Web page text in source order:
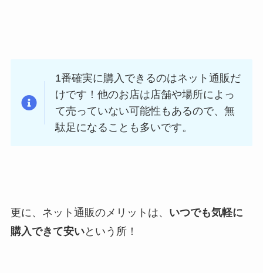
1番確実に購入できるのはネット通販だ
けです！他のお店は店舗や場所によっ
て売っていない可能性もあるので、無
駄足になることも多いです。
更に、ネット通販のメリットは、 いつでも気軽に
購入できて安いという所！